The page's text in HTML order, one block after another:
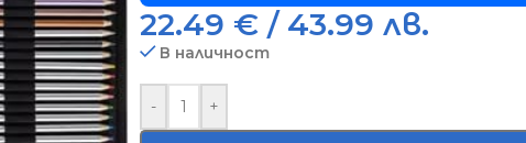
22.49 € / 43.99 лв.
В наличност
- +